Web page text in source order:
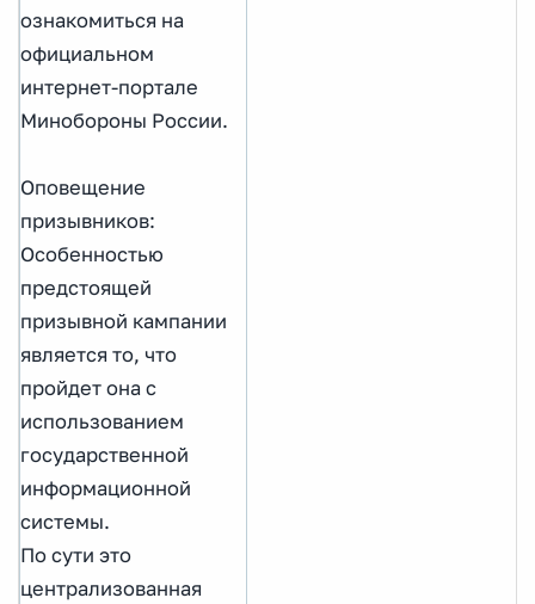
ознакомиться на
официальном
интернет-портале
Минобороны России.
Оповещение
призывников:
Особенностью
предстоящей
призывной кампании
является то, что
пройдет она с
использованием
государственной
информационной
системы.
По сути это
централизованная